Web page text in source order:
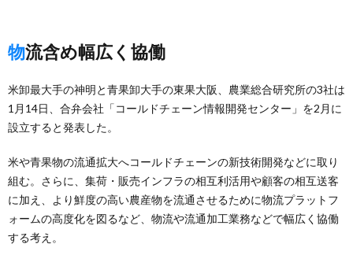
物流含め幅広く協働
米卸最大手の神明と青果卸大手の東果大阪、農業総合研究所の3社は
1月14日、合弁会社「コールドチェーン情報開発センター」を2月に
設立すると発表した。
米や青果物の流通拡大へコールドチェーンの新技術開発などに取り
組む。さらに、集荷・販売インフラの相互利活用や顧客の相互送客
に加え、より鮮度の高い農産物を流通させるために物流プラットフ
ォームの高度化を図るなど、物流や流通加工業務などで幅広く協働
する考え。